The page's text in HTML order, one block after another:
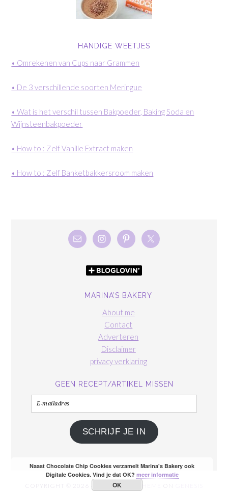
HANDIGE WEETJES
• Omrekenen van Cups naar Grammen
• De 3 verschillende soorten Meringue
• Wat is het verschil tussen Bakpoeder, Baking Soda en
Wijnsteenbakpoeder
• How to : Zelf Vanille Extract maken
• How to : Zelf Banketbakkersroom maken
MARINA’S BAKERY
About me
Contact
Adverteren
Disclaimer
privacy verklaring
GEEN RECEPT/ARTIKEL MISSEN
E-
mailadres
SCHRIJF JE IN
COPYRIGHT © 2026 · FOODIE PRO THEME
Naast Chocolate Chip Cookies verzamelt Marina's Bakery ook
Digitale Cookies. Vind je dat OK? meer informatie
OK